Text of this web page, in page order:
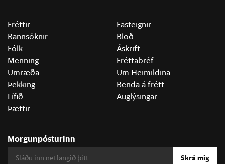
Fréttir
Rannsóknir
Fólk
Menning
Umræða
Þekking
Lífið
Þættir
Fasteignir
Blöð
Áskrift
Fréttabréf
Um Heimildina
Benda á frétt
Auglýsingar
Morgunpósturinn
Skrá mig